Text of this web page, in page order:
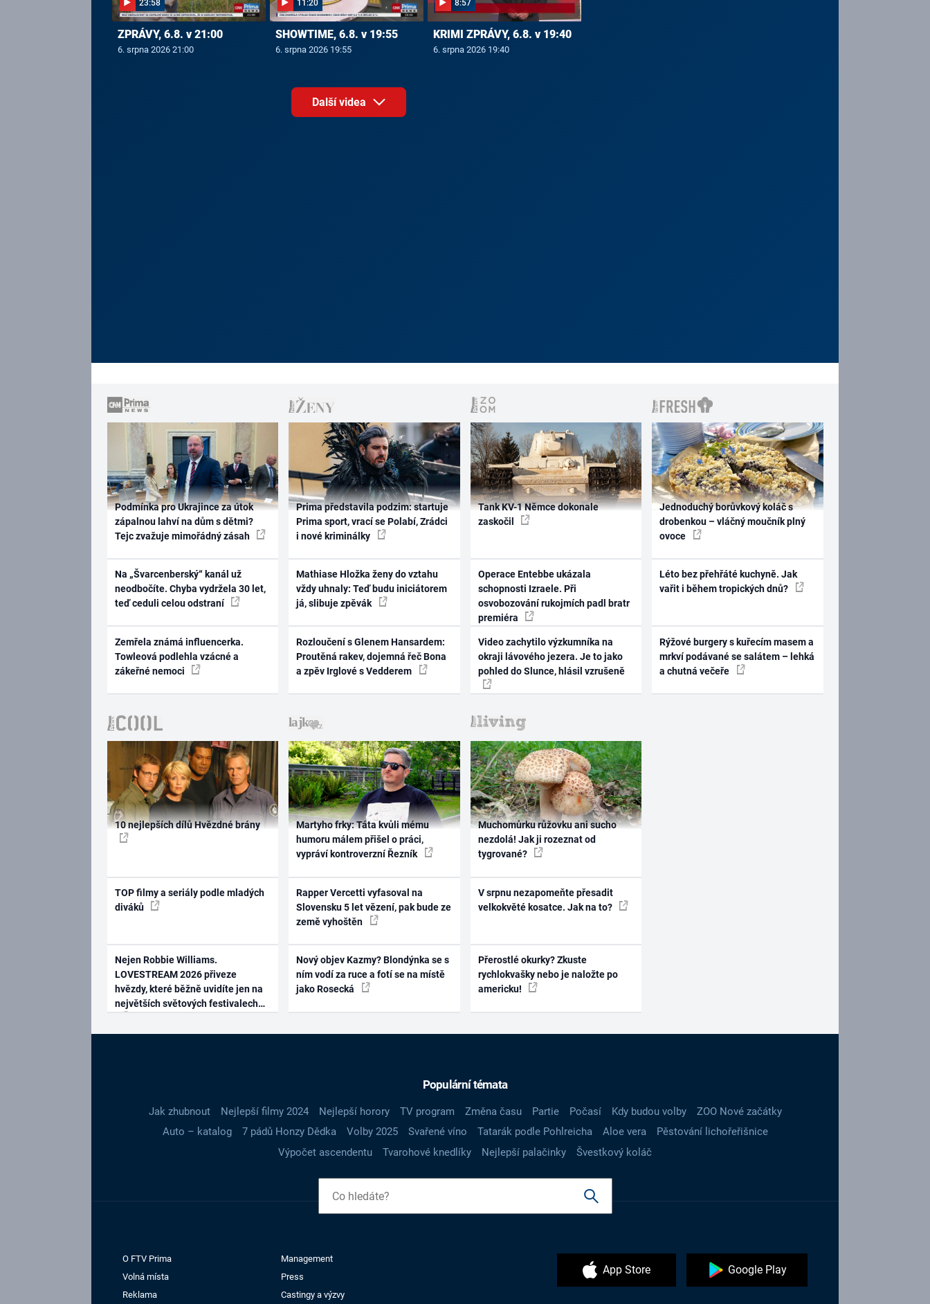
23:58
ZPRÁVY, 6.8. v 21:00
6. srpna 2026 21:00
11:20
SHOWTIME, 6.8. v 19:55
6. srpna 2026 19:55
8:57
KRIMI ZPRÁVY, 6.8. v 19:40
6. srpna 2026 19:40
Další videa
Podmínka pro Ukrajince za útok
zápalnou lahví na dům s dětmi?
Tejc zvažuje mimořádný zásah
Na „Švarcenberský“ kanál už
neodbočíte. Chyba vydržela 30 let,
teď ceduli celou odstraní
Zemřela známá influencerka.
Towleová podlehla vzácné a
zákeřné nemoci
Prima představila podzim: startuje
Prima sport, vrací se Polabí, Zrádci
i nové kriminálky
Mathiase Hložka ženy do vztahu
vždy uhnaly: Teď budu iniciátorem
já, slibuje zpěvák
Rozloučení s Glenem Hansardem:
Proutěná rakev, dojemná řeč Bona
a zpěv Irglové s Vedderem
Tank KV-1 Němce dokonale
zaskočil
Operace Entebbe ukázala
schopnosti Izraele. Při
osvobozování rukojmích padl bratr
premiéra
Video zachytilo výzkumníka na
okraji lávového jezera. Je to jako
pohled do Slunce, hlásil vzrušeně
Jednoduchý borůvkový koláč s
drobenkou – vláčný moučník plný
ovoce
Léto bez přehřáté kuchyně. Jak
vařit i během tropických dnů?
Rýžové burgery s kuřecím masem a
mrkví podávané se salátem – lehká
a chutná večeře
10 nejlepších dílů Hvězdné brány
TOP filmy a seriály podle mladých
diváků
Nejen Robbie Williams.
LOVESTREAM 2026 přiveze
hvězdy, které běžně uvidíte jen na
největších světových festivalech
Martyho frky: Táta kvůli mému
humoru málem přišel o práci,
vypráví kontroverzní Řezník
Rapper Vercetti vyfasoval na
Slovensku 5 let vězení, pak bude ze
země vyhoštěn
Nový objev Kazmy? Blondýnka se s
ním vodí za ruce a fotí se na místě
jako Rosecká
Muchomůrku růžovku ani sucho
nezdolá! Jak ji rozeznat od
tygrované?
V srpnu nezapomeňte přesadit
velkokvěté kosatce. Jak na to?
Přerostlé okurky? Zkuste
rychlokvašky nebo je naložte po
americku!
Populární témata
Jak zhubnout Nejlepší filmy 2024 Nejlepší horory TV program Změna času Partie Počasí Kdy budou volby
ZOO Nové začátky
Auto – katalog
7 pádů Honzy Dědka Volby 2025 Svařené víno Tatarák podle Pohlreicha Aloe vera
Pěstování lichořeřišnice
Výpočet ascendentu
Tvarohové knedlíky Nejlepší palačinky Švestkový koláč
O FTV Prima
Management
Volná místa
Press
Reklama
Castingy a výzvy
App Store Google Play